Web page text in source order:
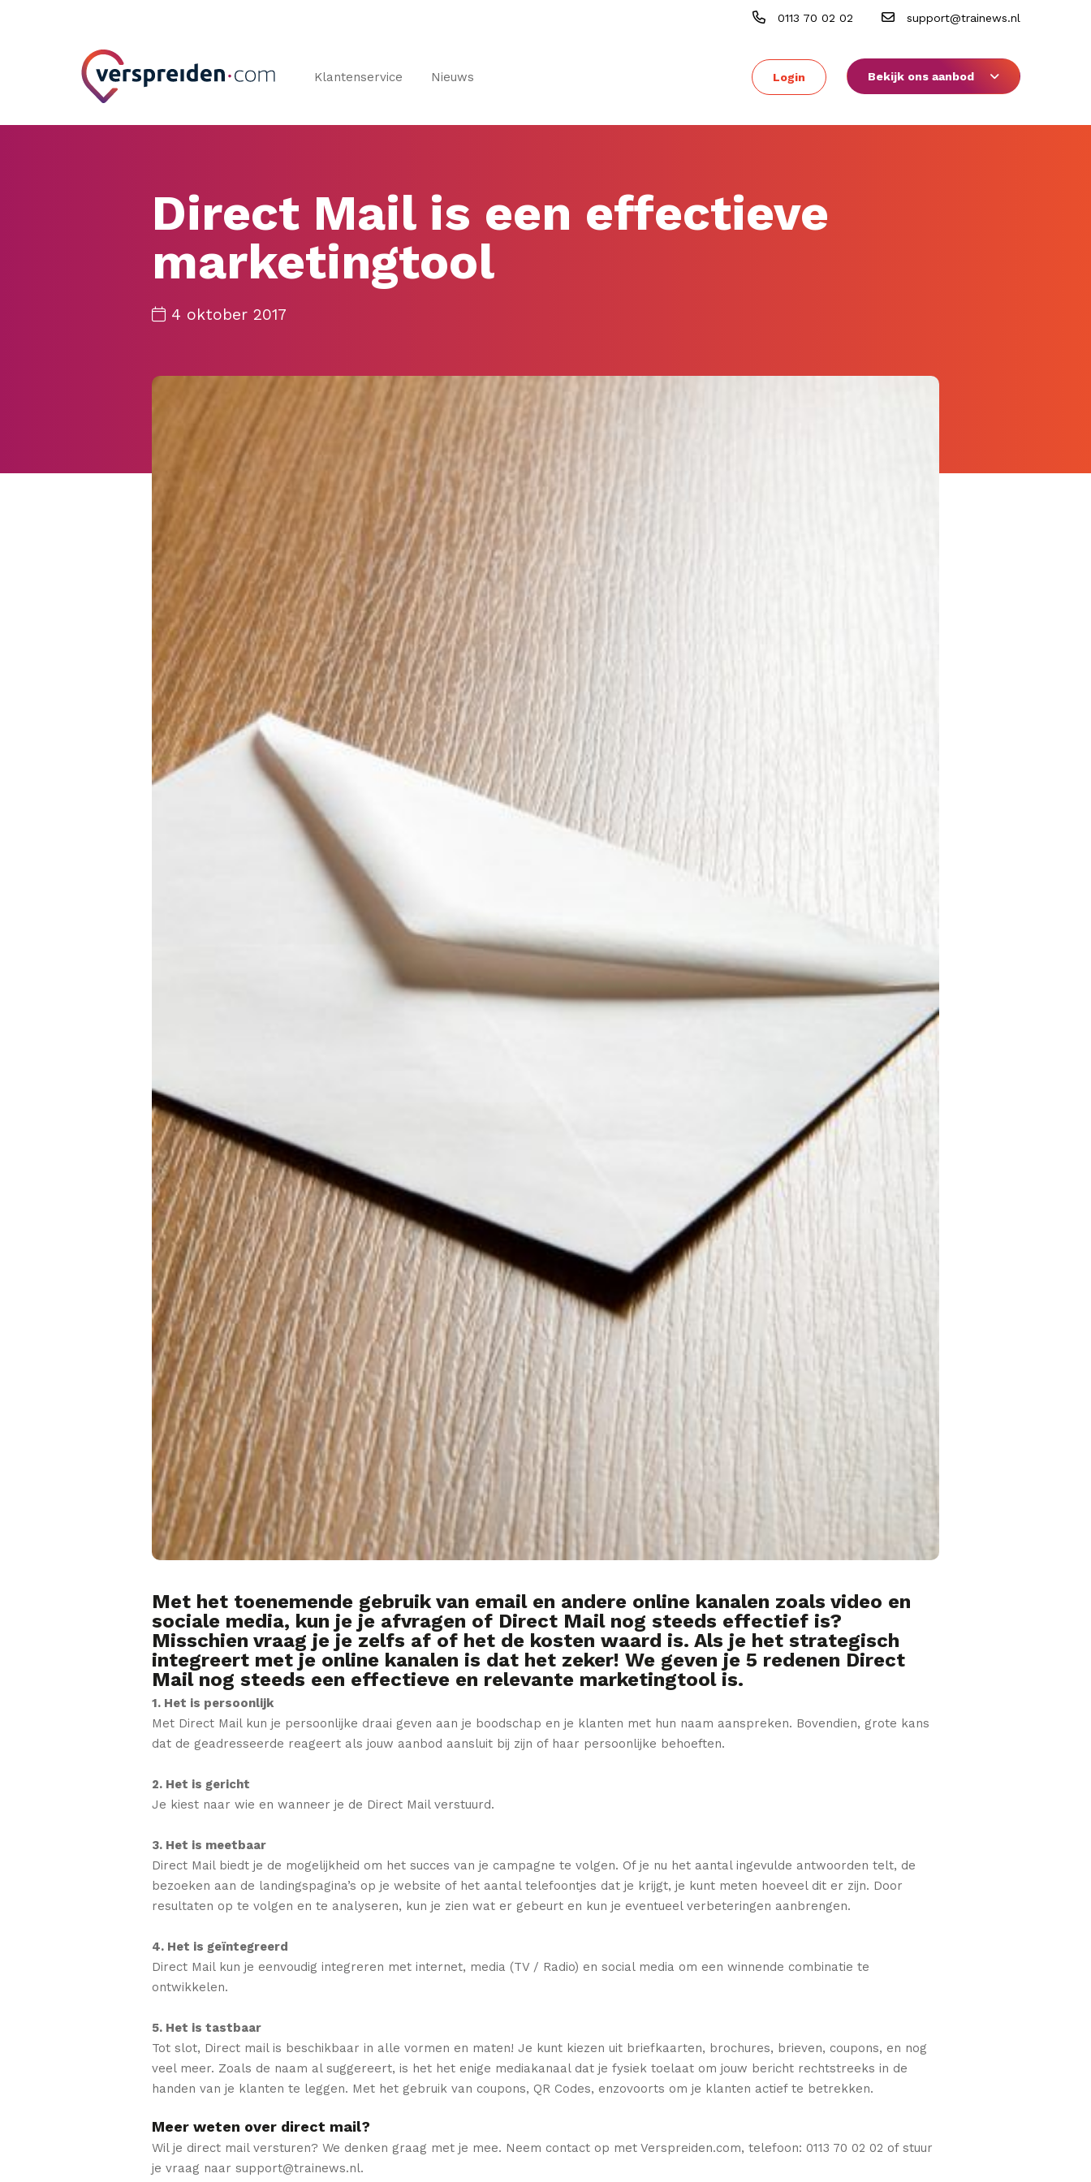
0113 70 02 02 support@trainews.nl
Klantenservice Nieuws Login Bekijk ons aanbod
Direct Mail is een effectieve
marketingtool
4 oktober 2017
Met het toenemende gebruik van email en andere online kanalen zoals video en
sociale media, kun je je afvragen of Direct Mail nog steeds effectief is?
Misschien vraag je je zelfs af of het de kosten waard is. Als je het strategisch
integreert met je online kanalen is dat het zeker! We geven je 5 redenen Direct
Mail nog steeds een effectieve en relevante marketingtool is.
1. Het is persoonlijk
Met Direct Mail kun je persoonlijke draai geven aan je boodschap en je klanten met hun naam aanspreken. Bovendien, grote kans
dat de geadresseerde reageert als jouw aanbod aansluit bij zijn of haar persoonlijke behoeften.
2. Het is gericht
Je kiest naar wie en wanneer je de Direct Mail verstuurd.
3. Het is meetbaar
Direct Mail biedt je de mogelijkheid om het succes van je campagne te volgen. Of je nu het aantal ingevulde antwoorden telt, de
bezoeken aan de landingspagina’s op je website of het aantal telefoontjes dat je krijgt, je kunt meten hoeveel dit er zijn. Door
resultaten op te volgen en te analyseren, kun je zien wat er gebeurt en kun je eventueel verbeteringen aanbrengen.
4. Het is geïntegreerd
Direct Mail kun je eenvoudig integreren met internet, media (TV / Radio) en social media om een ​​winnende combinatie te
ontwikkelen.
5. Het is tastbaar
Tot slot, Direct mail is beschikbaar in alle vormen en maten! Je kunt kiezen uit briefkaarten, brochures, brieven, coupons, en nog
veel meer. Zoals de naam al suggereert, is het het enige mediakanaal dat je fysiek toelaat om jouw bericht rechtstreeks in de
handen van je klanten te leggen. Met het gebruik van coupons, QR Codes, enzovoorts om je klanten actief te betrekken.
Meer weten over direct mail?
Wil je direct mail versturen? We denken graag met je mee. Neem contact op met Verspreiden.com, telefoon: 0113 70 02 02 of stuur
je vraag naar support@trainews.nl.